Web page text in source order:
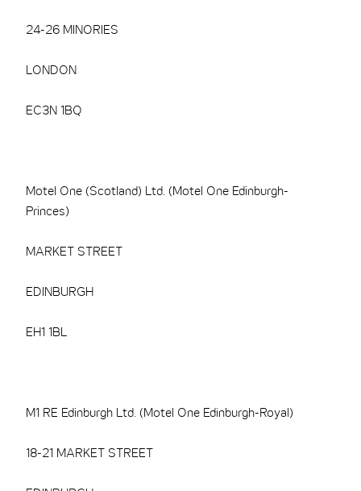
24-26 MINORIES
LONDON
EC3N 1BQ
Motel One (Scotland) Ltd. (Motel One Edinburgh-
Princes)
MARKET STREET
EDINBURGH
EH1 1BL
M1 RE Edinburgh Ltd. (Motel One Edinburgh-Royal)
18-21 MARKET STREET